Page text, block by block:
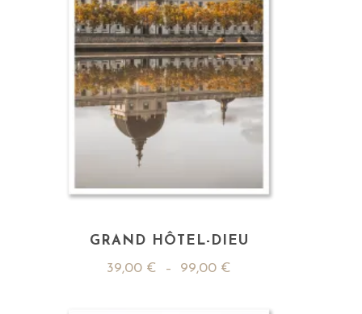
GRAND HÔTEL-DIEU
39,00 € – 99,00 €